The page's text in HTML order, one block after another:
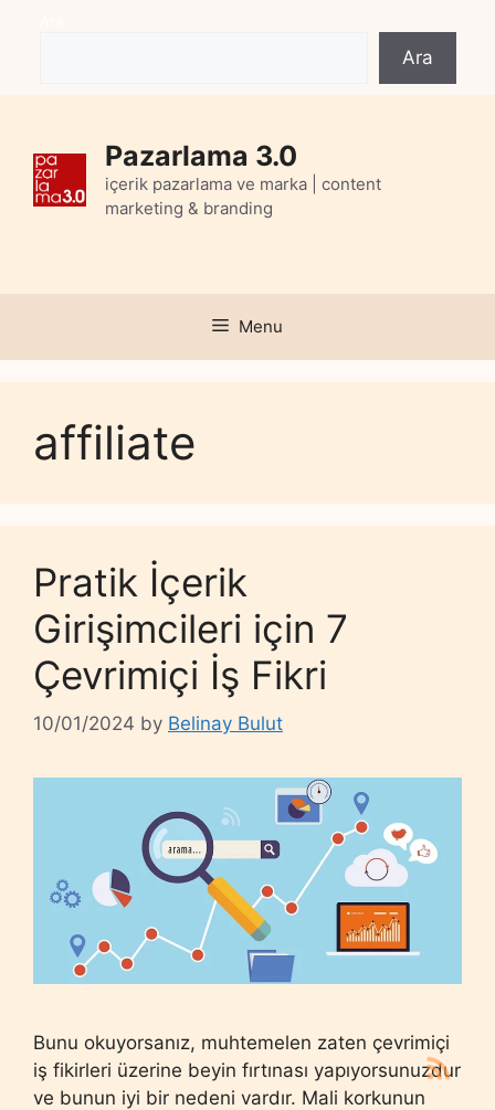
Ara
Pazarlama 3.0
içerik pazarlama ve marka | content
marketing & branding
Menu
affiliate
Pratik İçerik
Girişimcileri için 7
Çevrimiçi İş Fikri
10/01/2024 by Belinay Bulut
Bunu okuyorsanız, muhtemelen zaten çevrimiçi
iş fikirleri üzerine beyin fırtınası yapıyorsunuzdur
ve bunun iyi bir nedeni vardır. Mali korkunun